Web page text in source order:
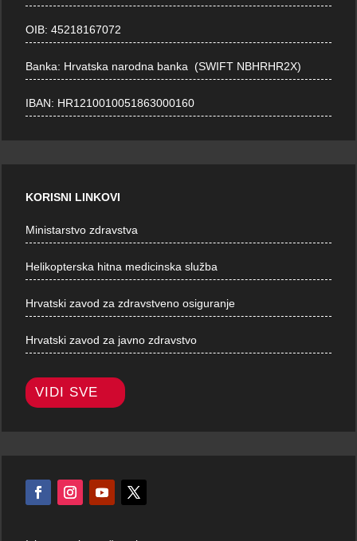
OIB: 45218167072
Banka: Hrvatska narodna banka (SWIFT NBHRHR2X)
IBAN: HR1210010051863000160
KORISNI LINKOVI
Ministarstvo zdravstva
Helikopterska hitna medicinska služba
Hrvatski zavod za zdravstveno osiguranje
Hrvatski zavod za javno zdravstvo
VIDI SVE